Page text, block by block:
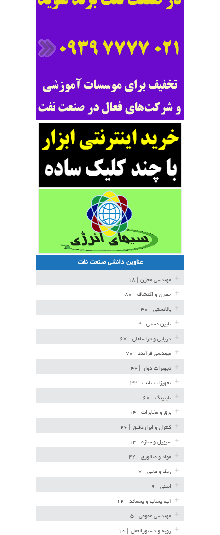
عناوین دانشی صنعت نفت
مهندسی مخزن
حفاری و اکتشاف
بالادستی
پایین دستی
دریایی و فراساحلی
مهندسی فرآیند
تجهیزات دوار
تجهیزات ثابت
پایپینگ
برق و مخابرات
کنترل و ابزاردقیق
سیویل و سازه
مواد و متالوژی
رنگ و عایق
ایمنی
آب، پساب و پسماند
مهندسی عمومی
رویه و دستورالعمل